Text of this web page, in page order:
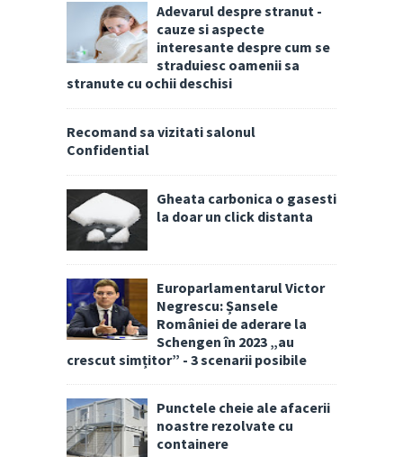
Adevarul despre stranut -
cauze si aspecte
interesante despre cum se
straduiesc oamenii sa
stranute cu ochii deschisi
Recomand sa vizitati salonul
Confidential
Gheata carbonica o gasesti
la doar un click distanta
Europarlamentarul Victor
Negrescu: Șansele
României de aderare la
Schengen în 2023 „au
crescut simțitor” - 3 scenarii posibile
Punctele cheie ale afacerii
noastre rezolvate cu
containere